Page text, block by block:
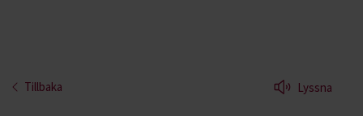
Tillbaka Lyssna